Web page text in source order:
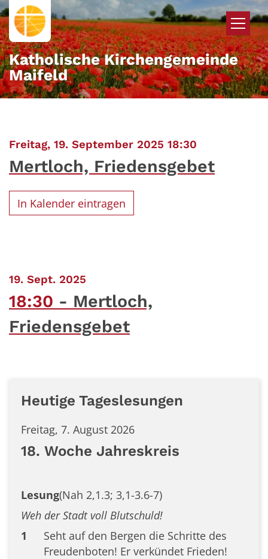
Zum Inhalt springen
Katholische Kirchengemeinde
Maifeld
Freitag, 19. September 2025 18:30
Mertloch, Friedensgebet
In Kalender eintragen
19. Sept. 2025
18:30
Mertloch,
Friedensgebet
Heutige Tageslesungen
Freitag, 7. August 2026
18. Woche Jahreskreis
Lesung(Nah 2,1.3; 3,1-3.6-7)
Weh der Stadt voll Blutschuld!
1
Seht auf den Bergen die Schritte des
Freudenboten! Er verkündet Frieden!